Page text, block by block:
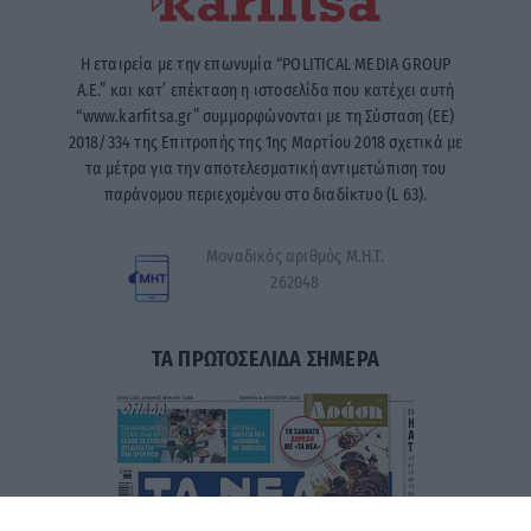
Η εταιρεία με την επωνυμία “POLITICAL MEDIA GROUP
A.E.” και κατ’ επέκταση η ιστοσελίδα που κατέχει αυτή
“www.karfitsa.gr” συμμορφώνονται με τη Σύσταση (ΕΕ)
2018/334 της Επιτροπής της 1ης Μαρτίου 2018 σχετικά με
τα μέτρα για την αποτελεσματική αντιμετώπιση του
παράνομου περιεχομένου στο διαδίκτυο (L 63).
Μοναδικός αριθμός Μ.Η.Τ.
262048
ΤΑ ΠΡΩΤΟΣΕΛΙΔΑ ΣΗΜΕΡΑ